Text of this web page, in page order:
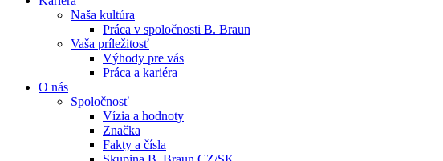
Produktový katalóg​
Objavte naše produkty. ​Navštívte produktový katalóg B. Braun​ s našim
Dialyzačné strediská
B. Braun Avitum poskytuje kvalitnú dialyzačnú starostlivosť vo všetkých
Kontakt
Zostaňte v dialógu s B. Braun. Kontaktujte nás.
Naša kultúra
Práca v spoločnosti B. Braun
Vaša príležitosť
Výhody pre vás
Práca a kariéra
O nás
Spoločnosť
Vízia a hodnoty
Značka
Fakty a čísla